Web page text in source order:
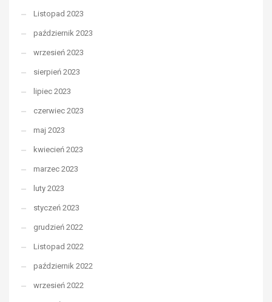
Listopad 2023
październik 2023
wrzesień 2023
sierpień 2023
lipiec 2023
czerwiec 2023
maj 2023
kwiecień 2023
marzec 2023
luty 2023
styczeń 2023
grudzień 2022
Listopad 2022
październik 2022
wrzesień 2022